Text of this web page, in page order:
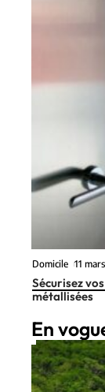
Domicile 11
Sécurisez
métallisées
En